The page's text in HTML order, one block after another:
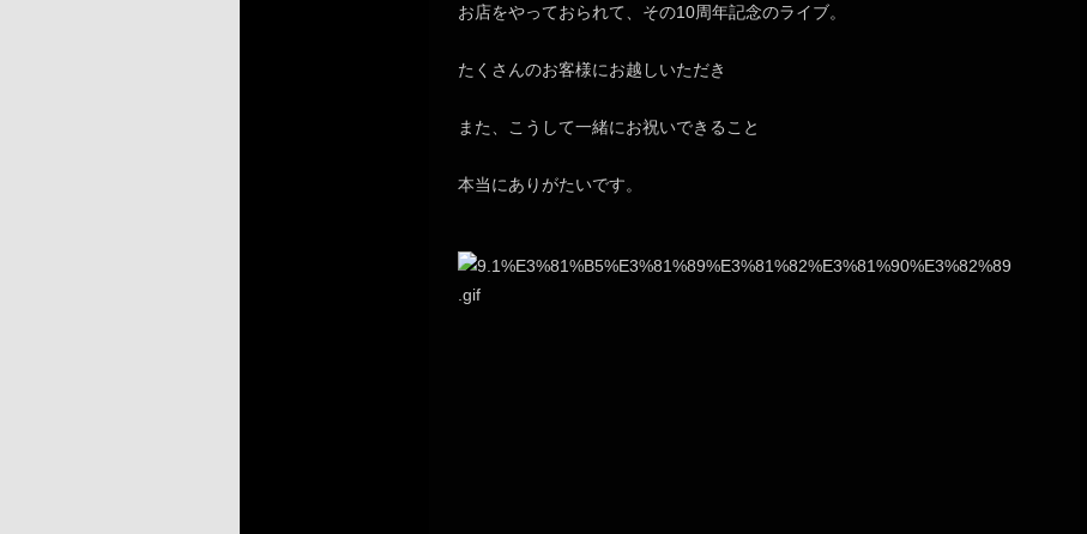
お店をやっておられて、その10周年記念のライブ。
たくさんのお客様にお越しいただき
また、こうして一緒にお祝いできること
本当にありがたいです。